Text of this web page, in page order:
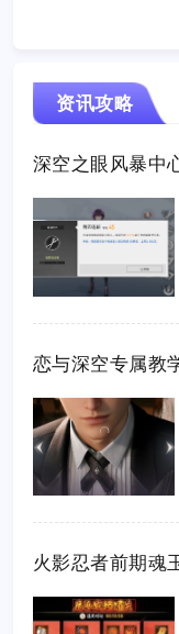
资讯攻略
深空之眼风暴中
恋与深空专属教
火影忍者前期魂